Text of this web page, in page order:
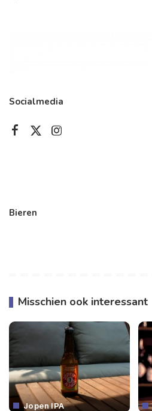
Socialmedia
Bieren
Misschien ook interessant
Jopen IPA